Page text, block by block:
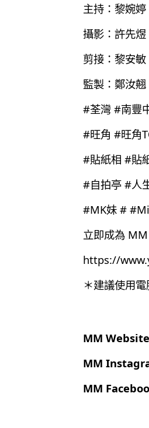
主持：黎婉
攝影：許先
剪接：黎安
監製：鄭汝翹
#荃灣 #南豐
#旺角 #旺角
#貼紙相 #貼
#自拍亭 #人
#MK妹 #
立即成為
https://
＊建議使用
MM
MM
MM